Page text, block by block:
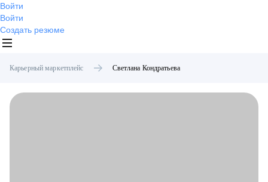
Войти
Войти
Создать резюме
Карьерный маркетплейс Светлана Кондратьева